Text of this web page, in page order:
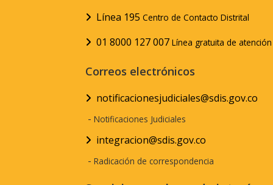
Línea 195 Centro de Contacto Distrital
01 8000 127 007 Línea gratuita de
Correos electrónicos
notificacionesjudiciales@sdis.gov.co
- Notificaciones Judiciales
integracion@sdis.gov.co
- Radicación de correspondencia